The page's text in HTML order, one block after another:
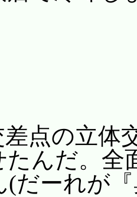
点の立体
たんだ。全
(だーれが